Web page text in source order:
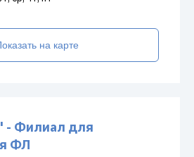
на карте
Филиал для
ФЛ